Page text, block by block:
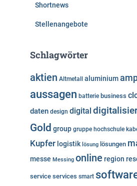
Shortnews
Stellenangebote
Schlagwörter
aktien Altmetall aluminium
aussagen batterie business
daten design digital
Gold group gruppe hochschule
Kupfer logistik lösung lösungen
messe Messing online region
service services smart